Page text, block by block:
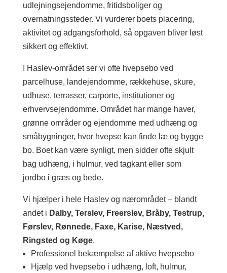
udlejningsejendomme, fritidsboliger og
overnatningssteder. Vi vurderer boets placering,
aktivitet og adgangsforhold, så opgaven bliver løst
sikkert og effektivt.
I Haslev-området ser vi ofte hvepsebo ved
parcelhuse, landejendomme, rækkehuse, skure,
udhuse, terrasser, carporte, institutioner og
erhvervsejendomme. Området har mange haver,
grønne områder og ejendomme med udhæng og
småbygninger, hvor hvepse kan finde læ og bygge
bo. Boet kan være synligt, men sidder ofte skjult
bag udhæng, i hulmur, ved tagkant eller som
jordbo i græs og bede.
Vi hjælper i hele Haslev og nærområdet – blandt
andet i Dalby, Terslev, Freerslev, Bråby, Testrup,
Førslev, Rønnede, Faxe, Karise, Næstved,
Ringsted og Køge.
Professionel bekæmpelse af aktive hvepsebo
Hjælp ved hvepsebo i udhæng, loft, hulmur,